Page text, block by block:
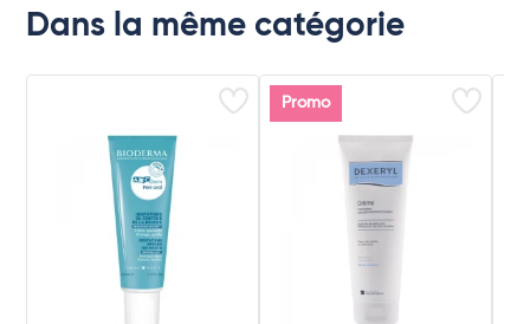
Dans la même catégorie
Promo